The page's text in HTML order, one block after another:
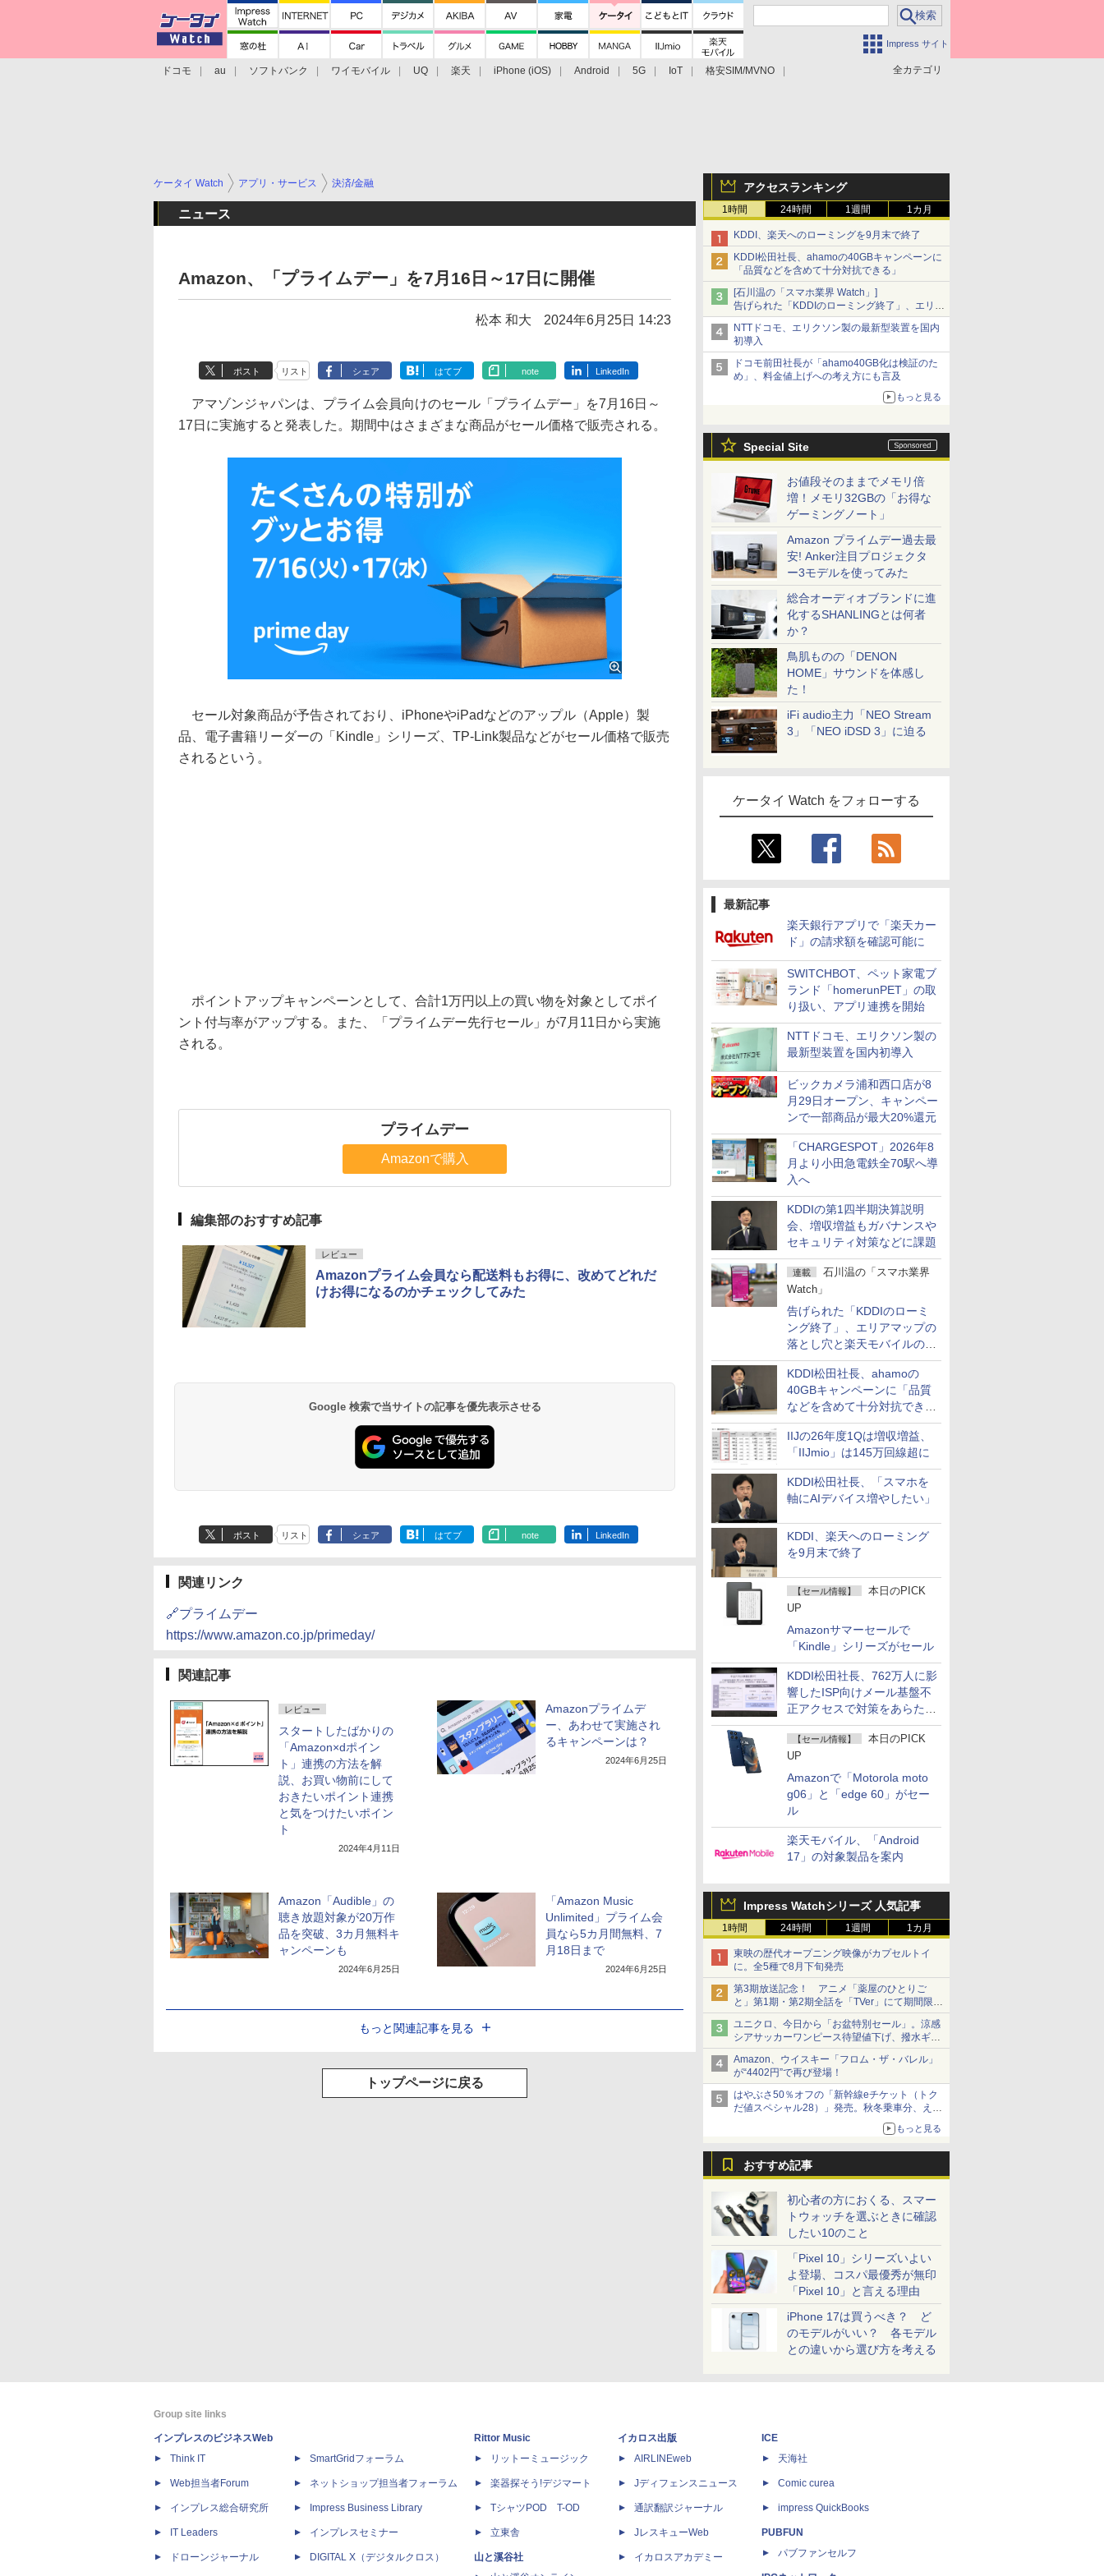
Impress サイト
全カテゴリ
ドコモ au ソフトバンク ワイモバイル UQ 楽天 iPhone (iOS) Android 5G IoT
格安SIM/MVNO
アクセスランキング
1時間 24時間 1週間 1カ月
KDDI、楽天へのローミングを9月末で終了
KDDI松田社長、ahamoの40GBキャンペーンに
「品質などを含めて十分対抗できる」
[石川温の「スマホ業界 Watch」]
告げられた「KDDIのローミング終了」、エリア
マップの落とし穴と楽天モバイルの課題
NTTドコモ、エリクソン製の最新型装置を国内
初導入
ドコモ前田社長が「ahamo40GB化は検証のた
め」、料金値上げへの考え方にも言及
もっと見る
Special Site
お値段そのままでメモリ倍
増！メモリ32GBの「お得な
ゲーミングノート」
Amazon プライムデー過去最
安! Anker注目プロジェクタ
ー3モデルを使ってみた
総合オーディオブランドに進
化するSHANLINGとは何者
か？
鳥肌ものの「DENON
HOME」サウンドを体感し
た！
iFi audio主力「NEO Stream
3」「NEO iDSD 3」に迫る
ケータイ Watch をフォローする
最新記事
楽天銀行アプリで「楽天カー
ド」の請求額を確認可能に
SWITCHBOT、ペット家電ブ
ランド「homerunPET」の取
り扱い、アプリ連携を開始
NTTドコモ、エリクソン製の
最新型装置を国内初導入
ビックカメラ浦和西口店が8
月29日オープン、キャンペー
ンで一部商品が最大20%還元
「CHARGESPOT」2026年8
月より小田急電鉄全70駅へ導
入へ
KDDIの第1四半期決算説明
会、増収増益もガバナンスや
セキュリティ対策などに課題
連載
石川温の「スマホ業界
Watch」
告げられた「KDDIのローミ
ング終了」、エリアマップの
落とし穴と楽天モバイルの課
題
KDDI松田社長、ahamoの
40GBキャンペーンに「品質
などを含めて十分対抗でき
る」
IIJの26年度1Qは増収増益、
「IIJmio」は145万回線超に
KDDI松田社長、「スマホを
軸にAIデバイス増やしたい」
KDDI、楽天へのローミング
を9月末で終了
【セール情報】
本日のPICK
UP
Amazonサマーセールで
「Kindle」シリーズがセール
KDDI松田社長、762万人に影
響したISP向けメール基盤不
正アクセスで対策をあらため
て説明
【セール情報】
本日のPICK
UP
Amazonで「Motorola moto
g06」と「edge 60」がセー
ル
楽天モバイル、「Android
17」の対象製品を案内
Impress Watchシリーズ 人気記事
1時間 24時間 1週間 1カ月
東映の歴代オープニング映像がカプセルトイ
に。全5種で8月下旬発売
第3期放送記念！ アニメ「薬屋のひとりご
と」第1期・第2期全話を「TVer」にて期間限定
で順次無料配信開始
ユニクロ、今日から「お盆特別セール」。涼感
シアサッカーワンピース待望値下げ、撥水ギア
ショーツは1990円に
Amazon、ウイスキー「フロム・ザ・バレル」
が“4402円”で再び登場！
はやぶさ50％オフの「新幹線eチケット（トク
だ値スペシャル28）」発売。秋冬乗車分、えき
もっと見る
おすすめ記事
初心者の方におくる、スマー
トウォッチを選ぶときに確認
したい10のこと
「Pixel 10」シリーズいよい
よ登場、コスパ最優秀が無印
「Pixel 10」と言える理由
iPhone 17は買うべき？ ど
のモデルがいい？ 各モデル
との違いから選び方を考える
ケータイ Watch アプリ・サービス 決済/金融
ニュース
Amazon、「プライムデー」を7月16日～17日に開催
松本 和大 2024年6月25日 14:23
ポスト リスト シェア はてブ note LinkedIn
アマゾンジャパンは、プライム会員向けのセール「プライムデー」を7月16日～
17日に実施すると発表した。期間中はさまざまな商品がセール価格で販売される。
セール対象商品が予告されており、iPhoneやiPadなどのアップル（Apple）製
品、電子書籍リーダーの「Kindle」シリーズ、TP-Link製品などがセール価格で販売
されるという。
ポイントアップキャンペーンとして、合計1万円以上の買い物を対象としてポイ
ント付与率がアップする。また、「プライムデー先行セール」が7月11日から実施
される。
プライムデー
Amazonで購入
編集部のおすすめ記事
レビュー
Amazonプライム会員なら配送料もお得に、改めてどれだ
けお得になるのかチェックしてみた
Google 検索で当サイトの記事を優先表示させる
ポスト リスト シェア はてブ note LinkedIn
関連リンク
🔗プライムデー
https://www.amazon.co.jp/primeday/
関連記事
レビュー
スタートしたばかりの
「Amazon×dポイン
ト」連携の方法を解
説、お買い物前にして
おきたいポイント連携
と気をつけたいポイン
ト
2024年4月11日
Amazonプライムデ
ー、あわせて実施され
るキャンペーンは？
2024年6月25日
Amazon「Audible」の
聴き放題対象が20万作
品を突破、3カ月無料キ
ャンペーンも
2024年6月25日
「Amazon Music
Unlimited」プライム会
員なら5カ月間無料、7
月18日まで
2024年6月25日
もっと関連記事を見る
トップページに戻る
Group site links
インプレスのビジネスWeb
Think IT
Web担当者Forum
インプレス総合研究所
IT Leaders
ドローンジャーナル
SmartGridフォーラム
ネットショップ担当者フォーラム
Impress Business Library
インプレスセミナー
DIGITAL X（デジタルクロス）
Rittor Music
リットーミュージック
楽器探そう!デジマート
TシャツPOD T-OD
立東舎
山と溪谷社
イカロス出版
AIRLINEweb
Jディフェンスニュース
通訳翻訳ジャーナル
JレスキューWeb
イカロスアカデミー
ICE
天海社
Comic curea
impress QuickBooks
PUBFUN
パブファンセルフ